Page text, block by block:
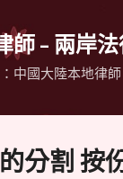
師 - 兩岸
中國大陸本地律
分割 按